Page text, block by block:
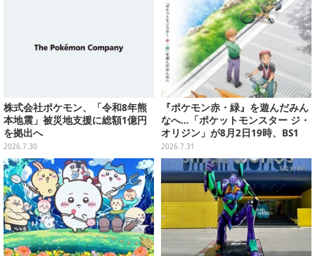
株式会社ポケモン、「令和8年熊
本地震」被災地支援に総額1億円
を拠出へ
2026.7.30
『ポケモン赤・緑』を遊んだみん
なへ…「ポケットモンスター ジ・
オリジン」が8月2日19時、BS1
2・日曜アニメ劇場で放送！
2026.7.31